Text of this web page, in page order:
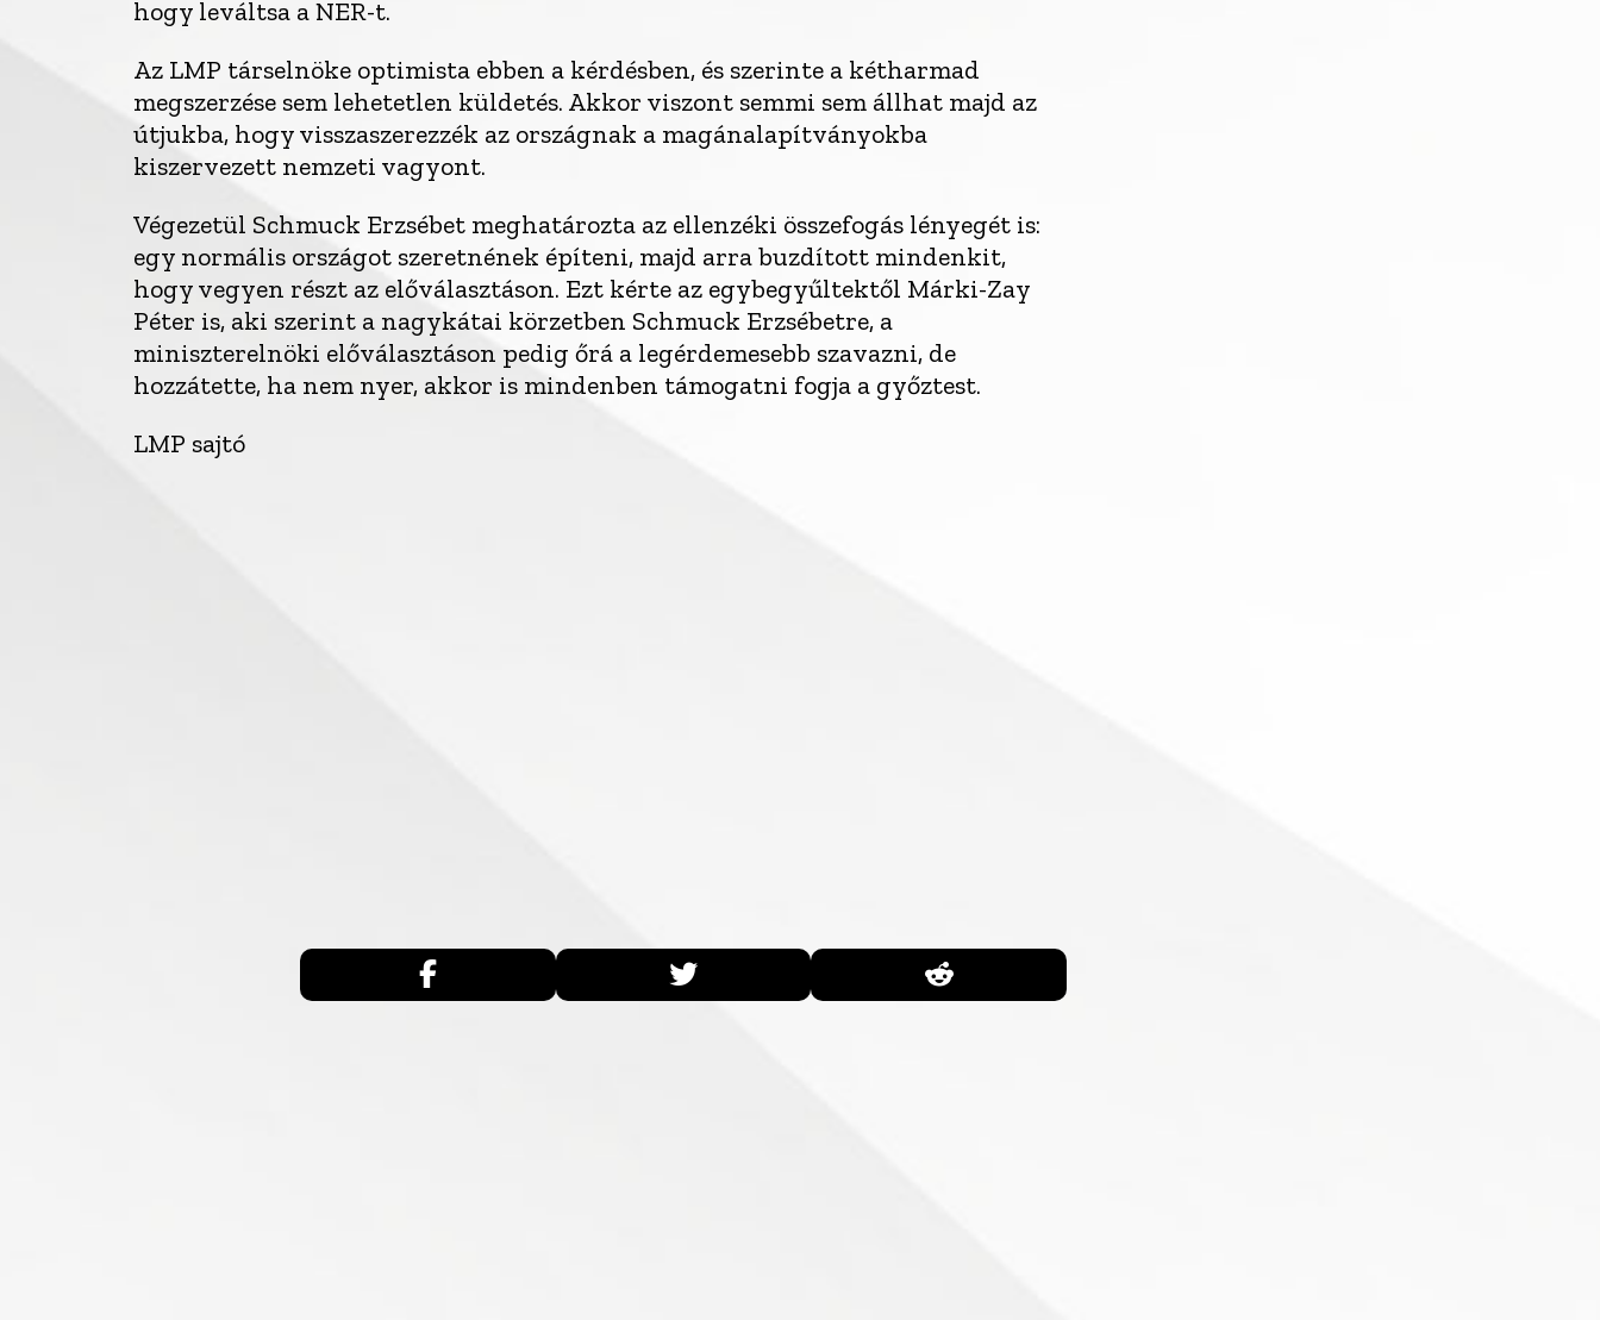
hogy leváltsa a NER-t.
Az LMP társelnöke optimista ebben a kérdésben, és szerinte a kétharmad
megszerzése sem lehetetlen küldetés. Akkor viszont semmi sem állhat majd az
útjukba, hogy visszaszerezzék az országnak a magánalapítványokba
kiszervezett nemzeti vagyont.
Végezetül Schmuck Erzsébet meghatározta az ellenzéki összefogás lényegét is:
egy normális országot szeretnének építeni, majd arra buzdított mindenkit,
hogy vegyen részt az előválasztáson. Ezt kérte az egybegyűltektől Márki-Zay
Péter is, aki szerint a nagykátai körzetben Schmuck Erzsébetre, a
miniszterelnöki előválasztáson pedig őrá a legérdemesebb szavazni, de
hozzátette, ha nem nyer, akkor is mindenben támogatni fogja a győztest.
LMP sajtó